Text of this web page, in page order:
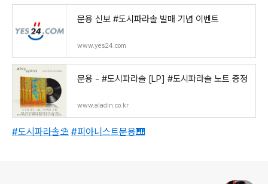
문용 신보 #도시파라솔 발매 기념 이벤트
www.yes24.com
문용 - #도시파라솔 [LP] #도시파라솔 노트 증정
www.aladin.co.kr
#도시파라솔⛱ #피아니스트문용🎹